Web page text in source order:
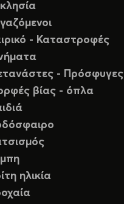
- Καταστροφές
- Πρόσφυγες
βίας - όπλα
ηλικία